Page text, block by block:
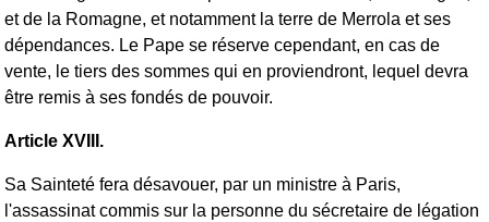
et de la Romagne, et notamment la terre de Merrola et ses
dépendances. Le Pape se réserve cependant, en cas de
vente, le tiers des sommes qui en proviendront, lequel devra
être remis à ses fondés de pouvoir.
Article XVIII.
Sa Sainteté fera désavouer, par un ministre à Paris,
l'assassinat commis sur la personne du sécretaire de légation